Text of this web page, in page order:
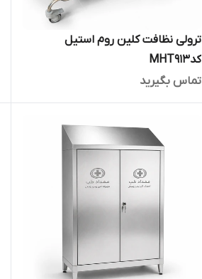
ترولی نظافت کلین روم استیل
کدMHT913
تماس بگیرید